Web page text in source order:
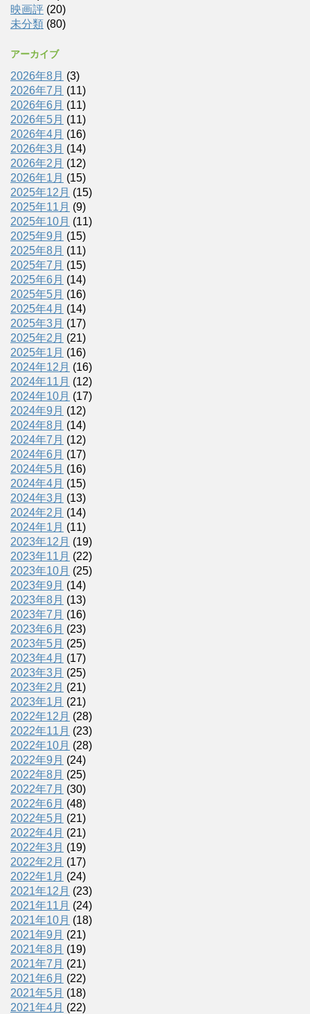
映画評 (20)
未分類 (80)
アーカイブ
2026年8月 (3)
2026年7月 (11)
2026年6月 (11)
2026年5月 (11)
2026年4月 (16)
2026年3月 (14)
2026年2月 (12)
2026年1月 (15)
2025年12月 (15)
2025年11月 (9)
2025年10月 (11)
2025年9月 (15)
2025年8月 (11)
2025年7月 (15)
2025年6月 (14)
2025年5月 (16)
2025年4月 (14)
2025年3月 (17)
2025年2月 (21)
2025年1月 (16)
2024年12月 (16)
2024年11月 (12)
2024年10月 (17)
2024年9月 (12)
2024年8月 (14)
2024年7月 (12)
2024年6月 (17)
2024年5月 (16)
2024年4月 (15)
2024年3月 (13)
2024年2月 (14)
2024年1月 (11)
2023年12月 (19)
2023年11月 (22)
2023年10月 (25)
2023年9月 (14)
2023年8月 (13)
2023年7月 (16)
2023年6月 (23)
2023年5月 (25)
2023年4月 (17)
2023年3月 (25)
2023年2月 (21)
2023年1月 (21)
2022年12月 (28)
2022年11月 (23)
2022年10月 (28)
2022年9月 (24)
2022年8月 (25)
2022年7月 (30)
2022年6月 (48)
2022年5月 (21)
2022年4月 (21)
2022年3月 (19)
2022年2月 (17)
2022年1月 (24)
2021年12月 (23)
2021年11月 (24)
2021年10月 (18)
2021年9月 (21)
2021年8月 (19)
2021年7月 (21)
2021年6月 (22)
2021年5月 (18)
2021年4月 (22)